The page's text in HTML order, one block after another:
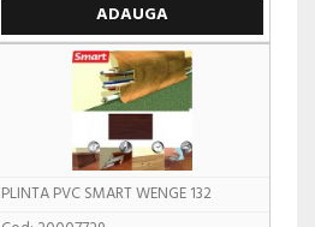
ADAUGA
PLINTA PVC SMART WENGE 132